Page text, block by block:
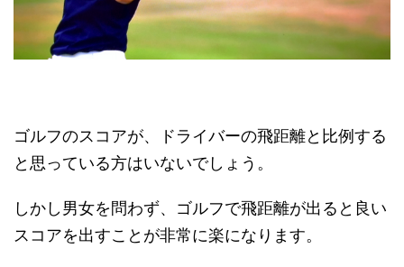
ゴルフのスコアが、ドライバーの飛距離と比例する
と思っている方はいないでしょう。
しかし男女を問わず、ゴルフで飛距離が出ると良い
スコアを出すことが非常に楽になります。